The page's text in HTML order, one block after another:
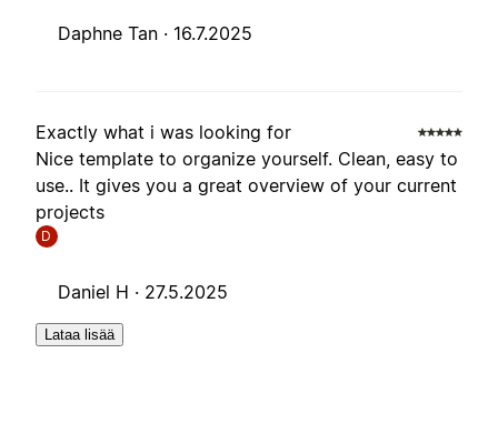
Daphne Tan · 16.7.2025
Exactly what i was looking for
Nice template to organize yourself. Clean, easy to
use.. It gives you a great overview of your current
projects
D
Daniel H · 27.5.2025
Lataa lisää